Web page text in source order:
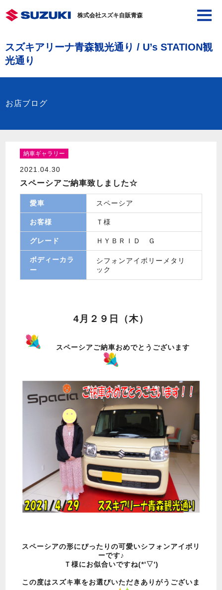
株式会社スズキ自販青森
スズキアリーナ青森観光通り / U’s STATION観
光通り
お店ブログ
納車ギャラリー
2021.04.30
スペーシアご納車致しました☆
愛車 スペーシア
お客様 Ｔ様
グレード ＨＹＢＲＩＤ Ｇ
ボディーカラ
ー
シフォンアイボリーメタリ
ック
4月２９日（木）
スペーシアご納車おめでとうございます
スペーシアの形にぴったりの可愛いシフォンアイボリ
ーです♪
Ｔ様にお似合いですね(*'▽')
この度はスズキ車をお選びいただきありがうございま